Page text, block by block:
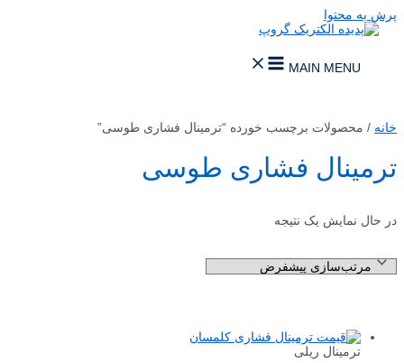
پرش به محتوا
MAIN MENU
خانه / محصولات برچسب خورده “ترمینال فشاری طوسی”
ترمینال فشاری طوسی
در حال نمایش یک نتیجه
ترمینال ریلی